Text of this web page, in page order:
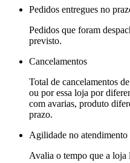
Pedidos entregues no
Pedidos que foram
previsto.
Cancelamentos
Total de cancelamentos
ou por essa loja por
com avarias, produto
prazo.
Agilidade no atendimento
Avalia o tempo que a loja